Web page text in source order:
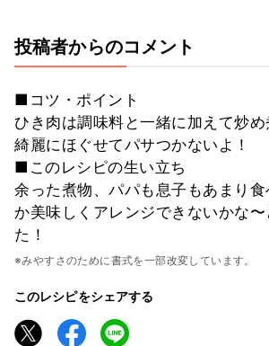
投稿者からのコメント
■コツ・ポイント
ひき肉は調味料と一緒に加えて炒め
綺麗にほぐせてパサつかないよ！
■このレシピの生い立ち
余った煮物、パパも息子もあまり
か美味しくアレンジできないかな
た！
※みやすさのために書式を一部改変しています。
このレシピをシェアする